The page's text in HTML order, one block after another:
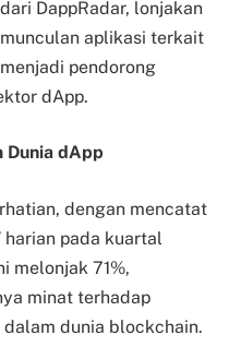
DappRadar, lonjakan
aplikasi terkait
pendorong
dApp.
Dunia dApp
dengan mencatat
pada kuartal
melonjak 71%,
minat terhadap
dunia blockchain.